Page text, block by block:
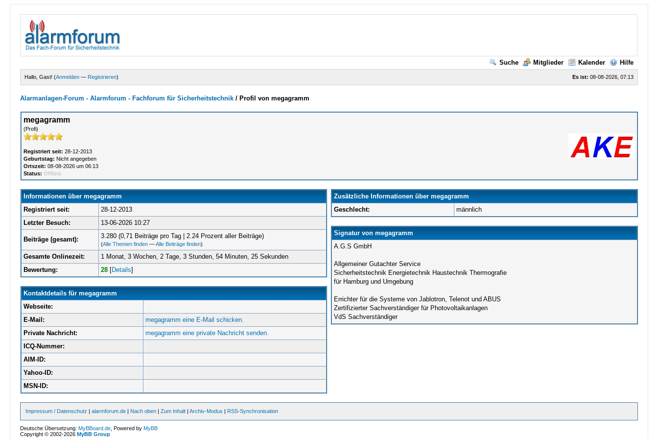
Suche Mitglieder Kalender Hilfe
Es ist: 08-08-2026, 07:13
Hallo, Gast! (Anmelden — Registrieren)
Alarmanlagen-Forum - Alarmforum - Fachforum für Sicherheitstechnik / Profil von megagramm
megagramm
(Profi)
Registriert seit: 28-12-2013
Geburtstag: Nicht angegeben
Ortszeit: 08-08-2026 um 06:13
Status: Offline
Informationen über megagramm
Registriert seit:
28-12-2013
Letzter Besuch:
13-06-2026 10:27
Beiträge (gesamt): 3.280 (0,71 Beiträge pro Tag | 2.24 Prozent aller Beiträge)
(Alle Themen finden—Alle Beiträge finden)
Gesamte Onlinezeit:
1 Monat, 3 Wochen, 2 Tage, 3 Stunden, 54 Minuten, 25 Sekunden
Bewertung:
28[Details]
Kontaktdetails für megagramm
Webseite:
E-Mail:
megagramm eine E-Mail schicken.
Private Nachricht:
megagramm eine private Nachricht senden.
ICQ-Nummer:
AIM-ID:
Yahoo-ID:
MSN-ID:
Zusätzliche Informationen über megagramm
Geschlecht:
männlich
Signatur von megagramm
A.G.S GmbH
Allgemeiner Gutachter Service
Sicherheitstechnik Energietechnik Haustechnik Thermografie
für Hamburg und Umgebung
Errichter für die Systeme von Jablotron, Telenot und ABUS
Zertifizierter Sachverständiger für Photovoltaikanlagen
VdS Sachverständiger
Impressum / Datenschutz |alarmforum.de | Nach oben |Zum Inhalt |Archiv-Modus | RSS-Synchronisation
Deutsche Übersetzung:MyBBoard.de , Powered byMyBB
Copyright © 2002-2026MyBB Group